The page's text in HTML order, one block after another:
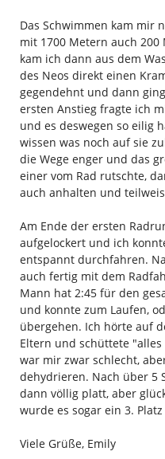
Das Schwimmen kam mir
mit 1700 Metern auch
kam ich dann aus dem
des Neos direkt einen
gegendehnt und dann
ersten Anstieg fragte ich
und es deswegen so eilig
wissen was noch auf sie
die Wege enger und das
einer vom Rad rutschte,
auch anhalten und
Am Ende der ersten
aufgelockert und ich
entspannt durchfahren.
auch fertig mit dem
Mann hat 2:45 für den
und konnte zum Laufen,
übergehen. Ich hörte auf
Eltern und schüttete
war mir zwar schlecht,
dehydrieren. Nach über 5
dann völlig platt, aber
wurde es sogar ein 3.
Viele Grüße, Emily